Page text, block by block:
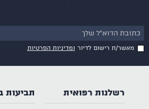
מאשר/ת רישום לדיור ומדיניות הפרטיות
רשלנות רפואית תביעות